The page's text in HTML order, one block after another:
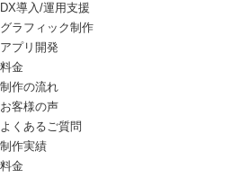
DX導入/運用支援
グラフィック制作
アプリ開発
料金
制作の流れ
お客様の声
よくあるご質問
制作実績
料金